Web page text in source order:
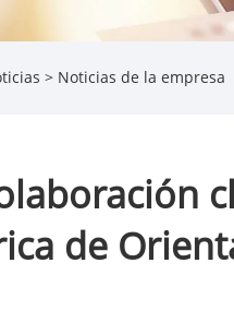
> Noticias de la empresa
de